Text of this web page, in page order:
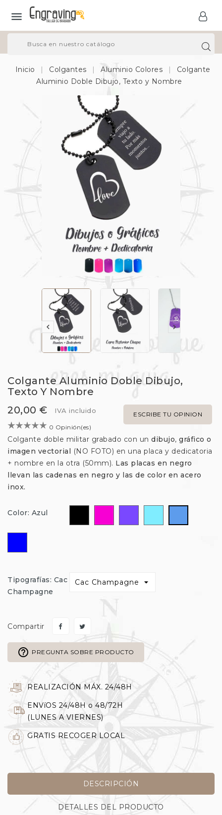

Inicio Colgantes Aluminio Colores
Colgante
Aluminio Doble Dibujo, Texto y Nombre
 
Colgante Aluminio Doble Dibujo,
Texto Y Nombre
20,00 €
ESCRIBE TU OPINION
IVA incluido
0 Opinión(es)
Colgante doble militar grabado con un dibujo, gráfico o
imagen vectorial (NO FOTO) en una placa y dedicatoria
+ nombre en la otra (50mm). Las placas en negro
llevan las cadenas en negro y las de color en acero
inox.
Color: Azul
Oscuro
Tipografías: Cac
Champagne
Compartir
help_outline PREGUNTA SOBRE PRODUCTO
REALIZACIÓN MÁX. 24/48H
ENVíOS 24/48H o 48/72H
(LUNES A VIERNES)
GRATIS RECOGER LOCAL
DESCRIPCIÓN
DETALLES DEL PRODUCTO